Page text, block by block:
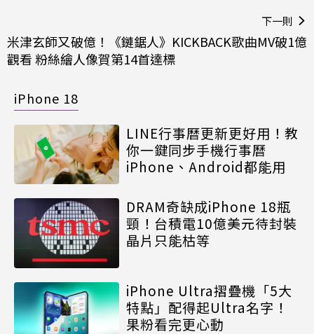
下一則
米津玄師又破億！《鏈鋸人》KICKBACK歌曲MV破1億
觀看 粉絲繪人像賀第14首達標
iPhone 18
LINE行事曆更新更好用！教
你一鍵同步手機行事曆
iPhone、Android都能用
DRAM奇缺成iPhone 18瓶
頸！台積電10億美元待封裝
晶片只能枯等
iPhone Ultra摺疊機「5大
特點」配得起Ultra名字！
果粉看完更心動